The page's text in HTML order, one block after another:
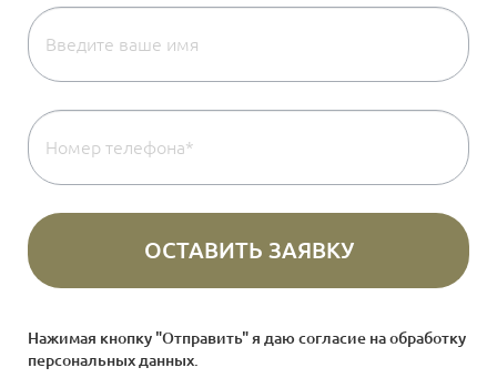
Нажимая кнопку "Отправить" я даю согласие наобработку
персональных данных